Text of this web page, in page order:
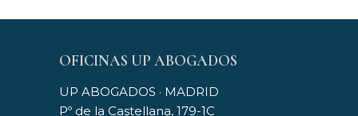
OFICINAS UP ABOGADOS
UP ABOGADOS · MADRID
Pº de la Castellana, 179-1C